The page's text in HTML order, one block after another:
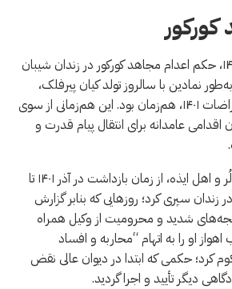
در سحرگاه ۲۱ خرداد ۱۴۰۴، حکم اعدام مجاهد کورکور در زندان شیبان
نمادین با سالروز تولد کیان پیرفلک،
کودک کشته‌شده در اعتراضات ۱۴۰۱، هم‌زمان بود. این هم‌زمانی از سوی
اقدامی عامدانه برای انتقال پیام قدرت و
مجاهد کورکور، شهروند لُر و اهل ایذه، از زمان بازداشت در آذر ۱۴۰۱ تا
۹۰۴ روز را در زندان سپری کرد؛ روزهایی که بنابر گزارش
شدید و محرومیت از وکیل همراه
او را به اتهام “محاربه و افساد
کرد؛ حکمی که ابتدا در دیوان عالی نقض
دیگر تأیید و اجرا گردید.